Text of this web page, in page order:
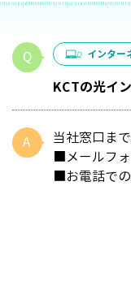
インター
KCTの光イ
当社窓口ま
■メールフ
■お電話での